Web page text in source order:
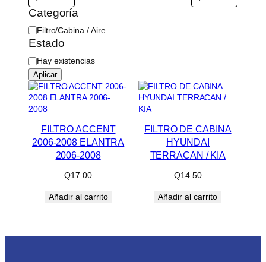
Categoría
C
a
e
o
r
í
Filtro/Cabina / Aire
Estado
D
i
s
p
o
Hay existencias
Aplicar
FILTRO ACCENT
2006-2008 ELANTRA
2006-2008
Q17.00
Añadir al carrito
FILTRO DE CABINA
HYUNDAI
TERRACAN / KIA
Q14.50
Añadir al carrito